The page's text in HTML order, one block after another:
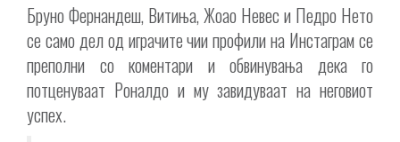
Бруно Фернандеш, Витиња, Жоао Невес и Педро Нето
се само дел од играчите чии профили на Инстаграм се
преполни со коментари и обвинувања дека го
потценуваат Роналдо и му завидуваат на неговиот
успех.